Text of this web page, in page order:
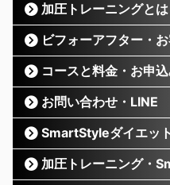
加圧トレーニングとは
ビフォーアフター・
コースと料金・お申
お問い合わせ・LINE
SmartStyleダイエッ
加圧トレーニング・